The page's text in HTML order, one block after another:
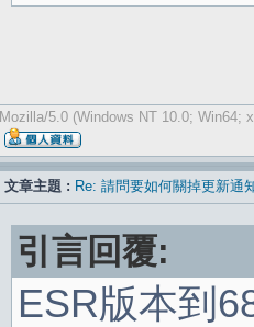
Mozilla/5.0 (Windows NT 10.0; Win64;
文章主題 : Re: 請問要如何關掉更新通
引言回覆:
ESR版本到